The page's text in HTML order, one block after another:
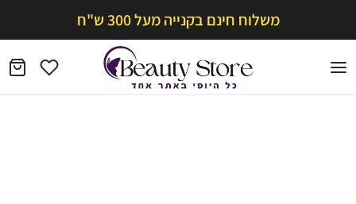
משלוח חינם בקנייה מעל 300 ש"ח